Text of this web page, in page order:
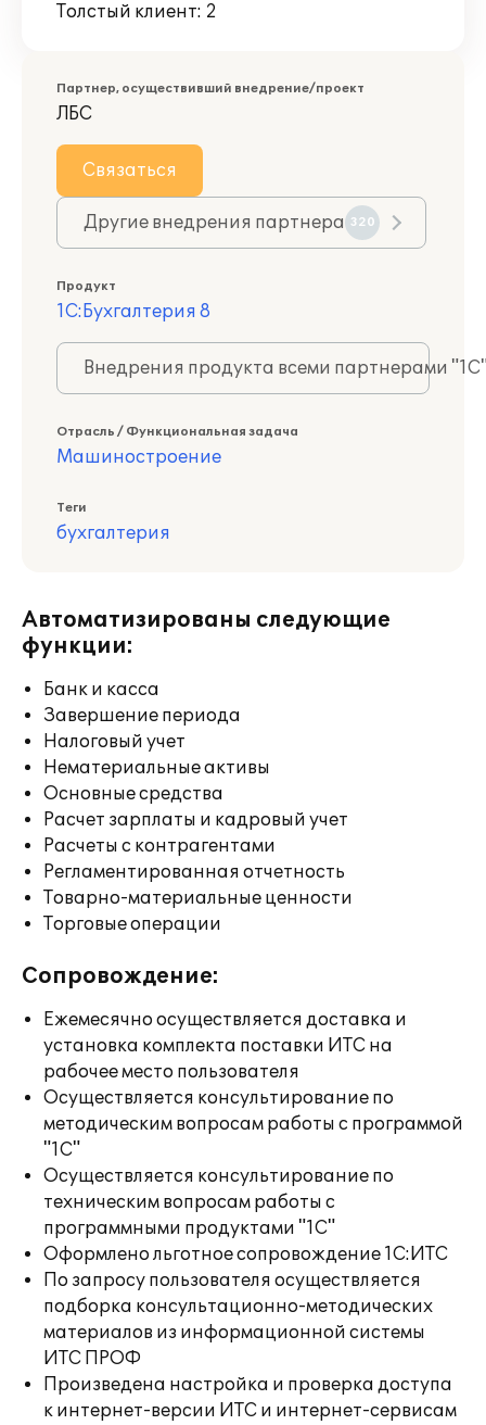
Толстый клиент: 2
Партнер, осуществивший внедрение/проект
ЛБС
Связаться
Другие внедрения партнера 320
Продукт
1С:Бухгалтерия 8
Внедрения продукта всеми партнерами
Отрасль / Функциональная задача
Машиностроение
Теги
бухгалтерия
Автоматизированы следующие
функции:
Банк и касса
Завершение периода
Налоговый учет
Нематериальные активы
Основные средства
Расчет зарплаты и кадровый учет
Расчеты с контрагентами
Регламентированная отчетность
Товарно-материальные ценности
Торговые операции
Сопровождение:
Ежемесячно осуществляется доставка и
установка комплекта поставки ИТС на
рабочее место пользователя
Осуществляется консультирование по
методическим вопросам работы с программой
"1С"
Осуществляется консультирование по
техническим вопросам работы с
программными продуктами "1С"
Оформлено льготное сопровождение 1С:ИТС
По запросу пользователя осуществляется
подборка консультационно-методических
материалов из информационной системы
ИТС ПРОФ
Произведена настройка и проверка доступа
к интернет-версии ИТС и интернет-сервисам